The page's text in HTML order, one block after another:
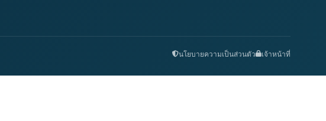
นโยบายความเป็นส่วนตัว เจ้าหน้าที่